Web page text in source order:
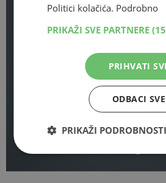
Politici kolačića. Podrobno
PRIKAŽI SVE PARTNERE
PRIHVATI
ODBACI SVE
PRIKAŽI PODROBNOSTI